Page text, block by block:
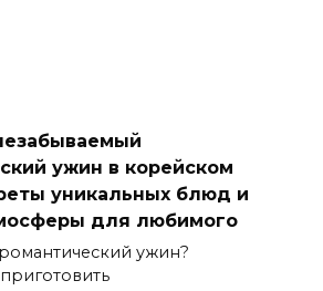
ужин в корейском
уникальных блюд и
для любимого
ужин?